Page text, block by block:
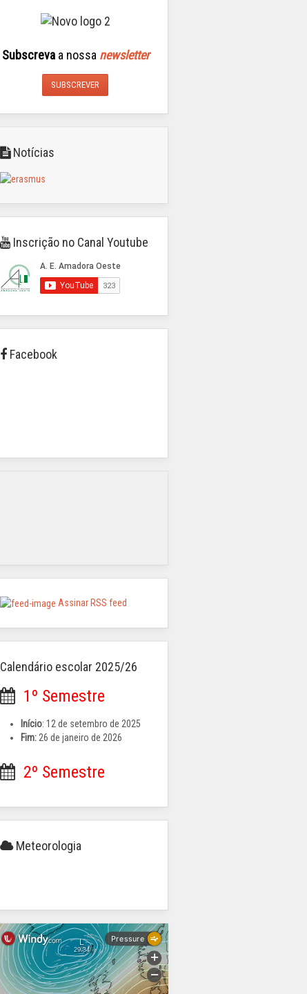
Subscreva a nossa newsletter
SUBSCREVER
Notícias
Inscrição no Canal Youtube
Facebook
Assinar RSS feed
Calendário escolar 2025/26
1º Semestre
Início: 12 de setembro de 2025
Fim: 26 de janeiro de 2026
2º Semestre
alunos dos 9.º, 11.º e 12.º anos;
CEF e Cursos Profissionais em
conformidade com o
cronograma
Meteorologia